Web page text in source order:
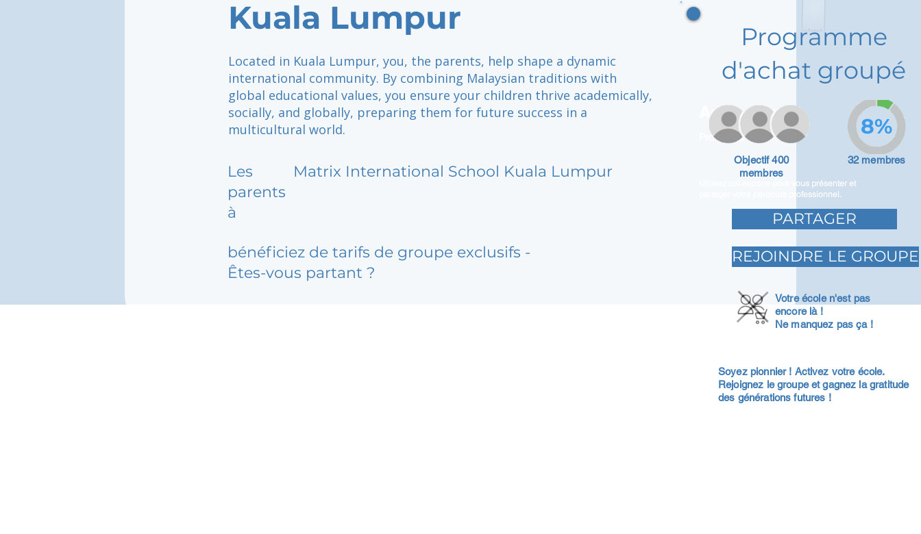
Kuala Lumpur
Located in Kuala Lumpur, you, the parents, help shape a dynamic
international community. By combining Malaysian traditions with
global educational values, you ensure your children thrive academically,
socially, and globally, preparing them for future success in a
multicultural world.
Les
parents
à
Matrix International School Kuala Lumpur
bénéficiez de tarifs de groupe exclusifs -
Êtes-vous partant ?
Adam Caar
Promoteur
Utilisez cet espace pour vous présenter et
partager votre parcours professionnel.
Programme
d'achat groupé
Objectif 400
membres
32 membres
8%
PARTAGER
REJOINDRE LE GROUPE
Votre école n'est pas
encore là !
Ne manquez pas ça !
Soyez pionnier ! Activez votre école.
Rejoignez le groupe et gagnez la gratitude
des générations futures !